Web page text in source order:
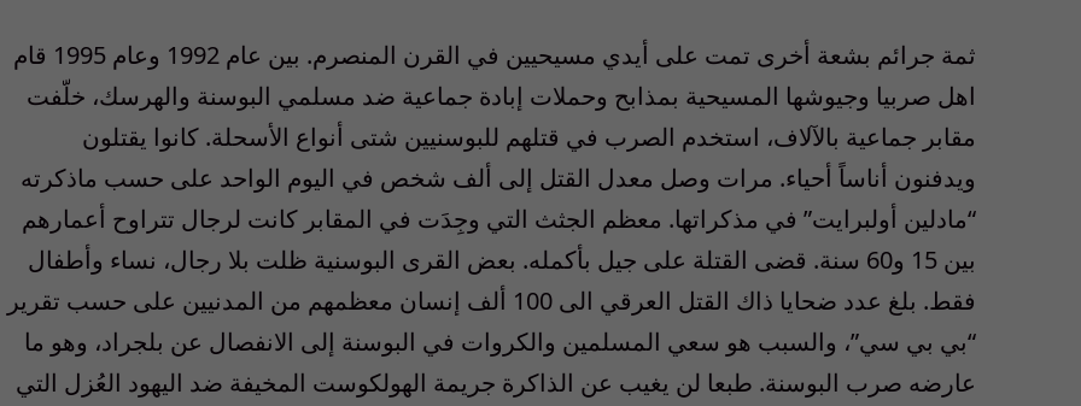
ثمة جرائم بشعة أخرى تمت على أيدي مسيحيين في القرن المنصرم. بين عام 1992 وعام 1995 قام
اهل صربيا وجيوشها المسيحية بمذابح وحملات إبادة جماعية ضد مسلمي البوسنة والهرسك، خلّفت
مقابر جماعية بالآلاف، استخدم الصرب في قتلهم للبوسنيين شتى أنواع الأسحلة. كانوا يقتلون
ويدفنون أناساً أحياء. مرات وصل معدل القتل إلى ألف شخص في اليوم الواحد على حسب ماذكرته
“مادلين أولبرايت” في مذكراتها. معظم الجثث التي وجِدَت في المقابر كانت لرجال تتراوح أعمارهم
بين 15 و60 سنة. قضى القتلة على جيل بأكمله. بعض القرى البوسنية ظلت بلا رجال، نساء وأطفال
فقط. بلغ عدد ضحايا ذاك القتل العرقي الى 100 ألف إنسان معظمهم من المدنيين على حسب تقرير
“بي بي سي”، والسبب هو سعي المسلمين والكروات في البوسنة إلى الانفصال عن بلجراد، وهو ما
عارضه صرب البوسنة. طبعا لن يغيب عن الذاكرة جريمة الهولكوست المخيفة ضد اليهود العُزل التي